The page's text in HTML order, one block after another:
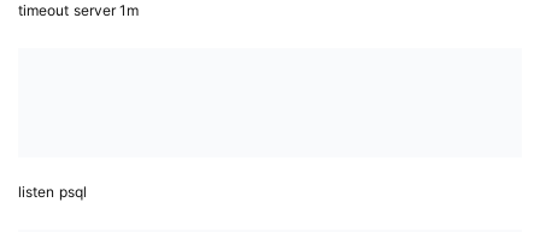
timeout server 1m
listen psql